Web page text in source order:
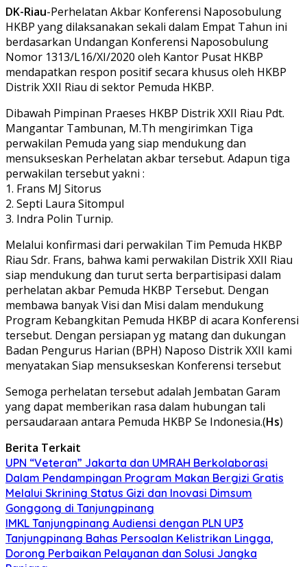
DK-Riau-Perhelatan Akbar Konferensi Naposobulung
HKBP yang dilaksanakan sekali dalam Empat Tahun ini
berdasarkan Undangan Konferensi Naposobulung
Nomor 1313/L16/XI/2020 oleh Kantor Pusat HKBP
mendapatkan respon positif secara khusus oleh HKBP
Distrik XXII Riau di sektor Pemuda HKBP.
Dibawah Pimpinan Praeses HKBP Distrik XXII Riau Pdt.
Mangantar Tambunan, M.Th mengirimkan Tiga
perwakilan Pemuda yang siap mendukung dan
mensukseskan Perhelatan akbar tersebut. Adapun tiga
perwakilan tersebut yakni :
1. Frans MJ Sitorus
2. Septi Laura Sitompul
3. Indra Polin Turnip.
Melalui konfirmasi dari perwakilan Tim Pemuda HKBP
Riau Sdr. Frans, bahwa kami perwakilan Distrik XXII Riau
siap mendukung dan turut serta berpartisipasi dalam
perhelatan akbar Pemuda HKBP Tersebut. Dengan
membawa banyak Visi dan Misi dalam mendukung
Program Kebangkitan Pemuda HKBP di acara Konferensi
tersebut. Dengan persiapan yg matang dan dukungan
Badan Pengurus Harian (BPH) Naposo Distrik XXII kami
menyatakan Siap mensukseskan Konferensi tersebut
Semoga perhelatan tersebut adalah Jembatan Garam
yang dapat memberikan rasa dalam hubungan tali
persaudaraan antara Pemuda HKBP Se Indonesia.(Hs)
Berita Terkait
UPN “Veteran” Jakarta dan UMRAH Berkolaborasi
Dalam Pendampingan Program Makan Bergizi Gratis
Melalui Skrining Status Gizi dan Inovasi Dimsum
Gonggong di Tanjungpinang
IMKL Tanjungpinang Audiensi dengan PLN UP3
Tanjungpinang Bahas Persoalan Kelistrikan Lingga,
Dorong Perbaikan Pelayanan dan Solusi Jangka